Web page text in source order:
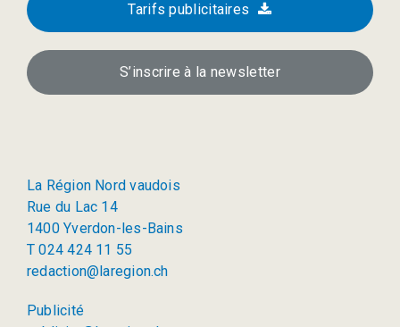
Tarifs publicitaires
S’inscrire à la newsletter
La Région Nord vaudois
Rue du Lac 14
1400 Yverdon-les-Bains
T 024 424 11 55
redaction@laregion.ch
Publicité